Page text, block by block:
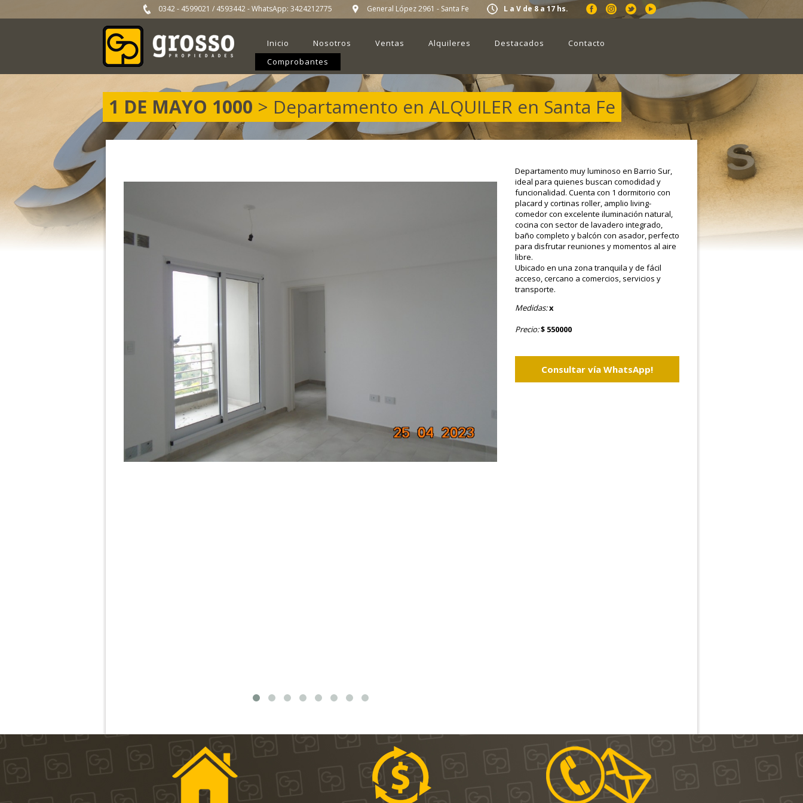
0342 - 4599021 / 4593442- WhatsApp: 3424212775 General López 2961 - Santa Fe L a V de 8 a 17 hs.
Inicio Nosotros Ventas Alquileres Destacados
Contacto
Comprobantes
1 DE MAYO 1000 > Departamento en ALQUILER en Santa Fe
Departamento muy luminoso en Barrio Sur,
ideal para quienes buscan comodidad y
funcionalidad. Cuenta con 1 dormitorio con
placard y cortinas roller, amplio living-
comedor con excelente iluminación natural,
cocina con sector de lavadero integrado,
baño completo y balcón con asador, perfecto
para disfrutar reuniones y momentos al aire
libre.
Ubicado en una zona tranquila y de fácil
acceso, cercano a comercios, servicios y
transporte.
Medidas:x
Precio:$ 550000
Consultar vía WhatsApp!